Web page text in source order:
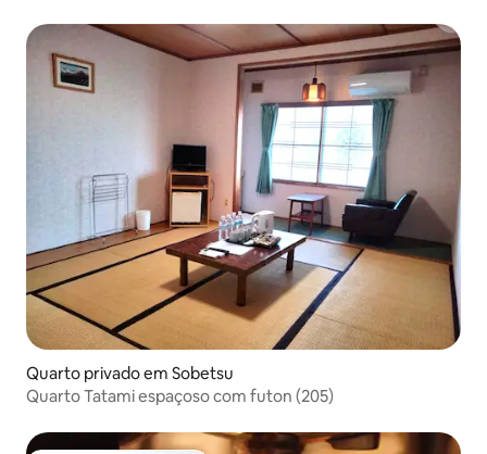
Quarto privado em Sobetsu
Quarto Tatami espaçoso com futon (205)